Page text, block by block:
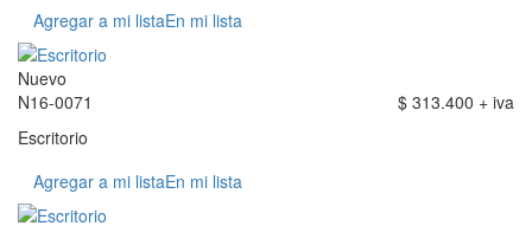
Agregar a mi listaEn mi lista
Nuevo
N16-0071
$ 313.400 + iva
Escritorio
Agregar a mi listaEn mi lista